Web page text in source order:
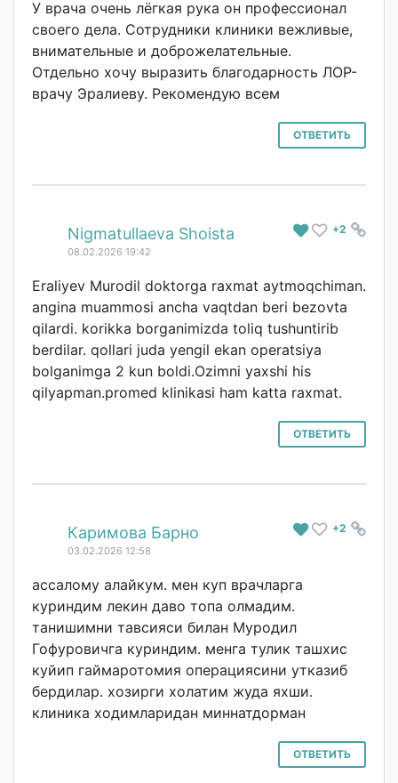
У врача очень лёгкая рука он профессионал
своего дела. Сотрудники клиники вежливые,
внимательные и доброжелательные.
Отдельно хочу выразить благодарность ЛОР-
врачу Эралиеву. Рекомендую всем
ОТВЕТИТЬ
# +2
Nigmatullaeva Shoista
08.02.2026 19:42
Eraliyev Murodil doktorga raxmat aytmoqchiman.
angina muammosi ancha vaqtdan beri bezovta
qilardi. korikka borganimizda toliq tushuntirib
berdilar. qollari juda yengil ekan operatsiya
bolganimga 2 kun boldi.Ozimni yaxshi his
qilyapman.promed klinikasi ham katta raxmat.
ОТВЕТИТЬ
# +2
Каримова Барно
03.02.2026 12:58
ассалому алайкум. мен куп врачларга
куриндим лекин даво топа олмадим.
танишимни тавсияси билан Муродил
Гофуровичга куриндим. менга тулик ташхис
куйип гаймаротомия операциясини утказиб
бердилар. хозирги холатим жуда яхши.
клиника ходимларидан миннатдорман
ОТВЕТИТЬ